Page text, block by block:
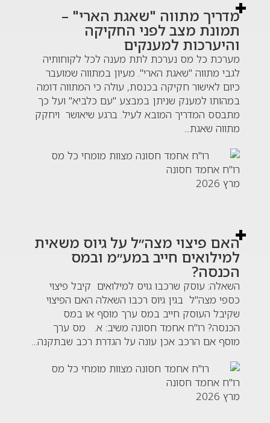
מדריך מתווה "שאגת הארי" –
תמונת מצב לפני החקיקה
והיערכות למענקים
מערכת כל מס נערכת לתת מענה לכל לקוחותיה
לגבי מתווה "שאגת הארי". מעיון במתווה שמועבר
כיום לאישור חקיקה בכנסת, עולה כי המתווה דומה
במהותו למענק שניתן במבצע "עם כלביא" ועל כך
מתבסס המדריך המובא לעיל. ברגע שיאושר ויחקק
מתווה שאגת...
רו"ח אחמד חסונה
מרץ 2026
האם פיצוי מצה״ל על גיוס משאית
למילואים חייב במע״מ ובמס
הכנסה?
השאלה: עוסק שרכבו גויס למילואים קיבל פיצוי
כספי מצה"ל בגין גיוס רכבו השאלה האם הפיצוי
שקיבל העוסק חייב במס ערך מוסף או במס
הכנסה? רו"ח אחמד חסונה משיב: א. מס ערך
מוסף אם הרכב אכן עונה על הגדרת רכב שבתקנה...
רו"ח אחמד חסונה
מרץ 2026